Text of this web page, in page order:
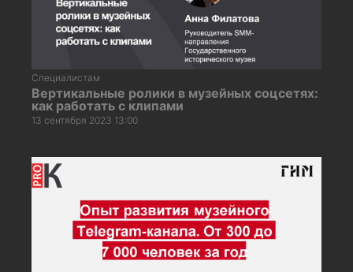
Специалистам
Вертикальные ролики в музейных соцсетях:
как работать с клипами
13 сентября 2023 13:00